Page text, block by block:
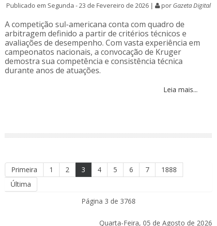
Publicado em Segunda - 23 de Fevereiro de 2026 | por Gazeta Digital
A competição sul-americana conta com quadro de
arbitragem definido a partir de critérios técnicos e
avaliações de desempenho. Com vasta experiência em
campeonatos nacionais, a convocação de Kruger
demostra sua competência e consistência técnica
durante anos de atuações.
Leia mais...
Primeira 1 2 3 4 5 6 7
1888
Última
Página 3 de 3768
Quarta-Feira, 05 de Agosto de 2026